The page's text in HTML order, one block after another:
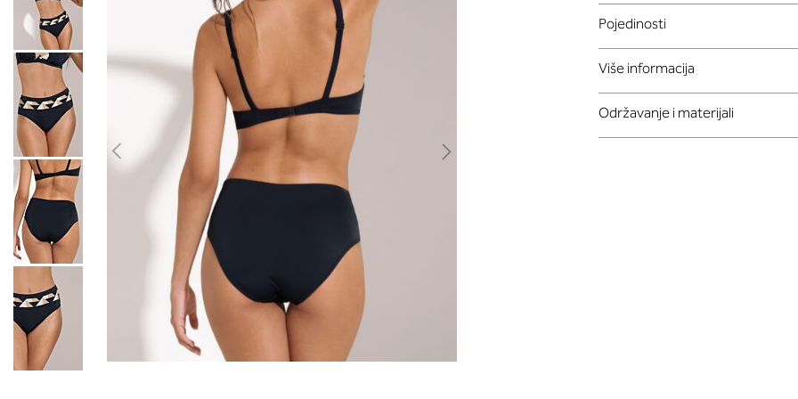
Pojedinosti
Više informacija
Održavanje i materijali